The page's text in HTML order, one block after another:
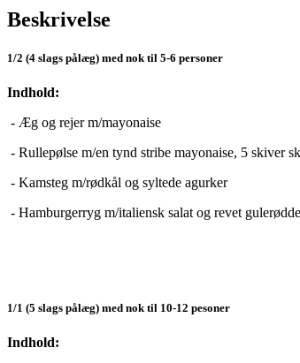
Beskrivelse
1/2 (4 slags pålæg) med nok til 5-6 personer
Indhold:
- Æg og rejer m/mayonaise
- Rullepølse m/en tynd stribe mayonaise, 5 skiver
- Kamsteg m/rødkål og syltede agurker
- Hamburgerryg m/italiensk salat og revet
1/1 (5 slags pålæg) med nok til 10-12 pesoner
Indhold: